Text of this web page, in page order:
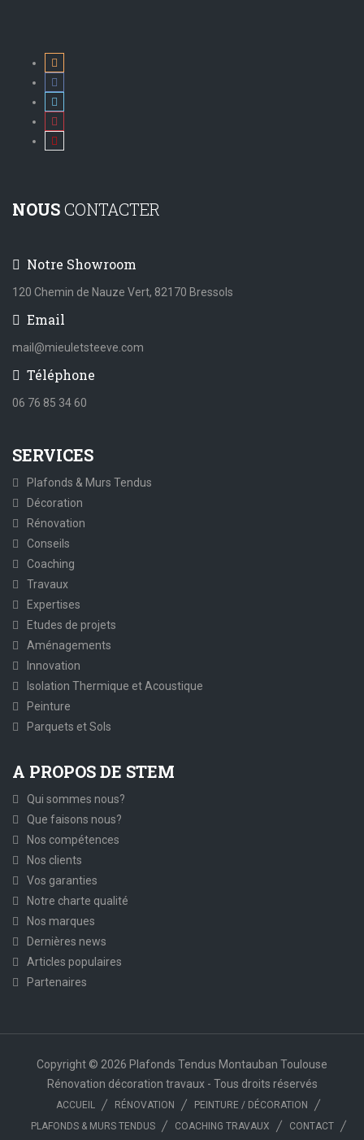
NOUSCONTACTER
Notre Showroom
120 Chemin de Nauze Vert, 82170 Bressols
Email
mail@mieuletsteeve.com
Téléphone
06 76 85 34 60
SERVICES
Plafonds & Murs Tendus
Décoration
Rénovation
Conseils
Coaching
Travaux
Expertises
Etudes de projets
Aménagements
Innovation
Isolation Thermique et Acoustique
Peinture
Parquets et Sols
A PROPOS DE STEM
Qui sommes nous?
Que faisons nous?
Nos compétences
Nos clients
Vos garanties
Notre charte qualité
Nos marques
Dernières news
Articles populaires
Partenaires
Copyright © 2026 Plafonds Tendus Montauban Toulouse
Rénovation décoration travaux - Tous droits réservés
ACCUEIL RÉNOVATION
PEINTURE / DÉCORATION
PLAFONDS & MURS TENDUS
COACHING TRAVAUX CONTACT